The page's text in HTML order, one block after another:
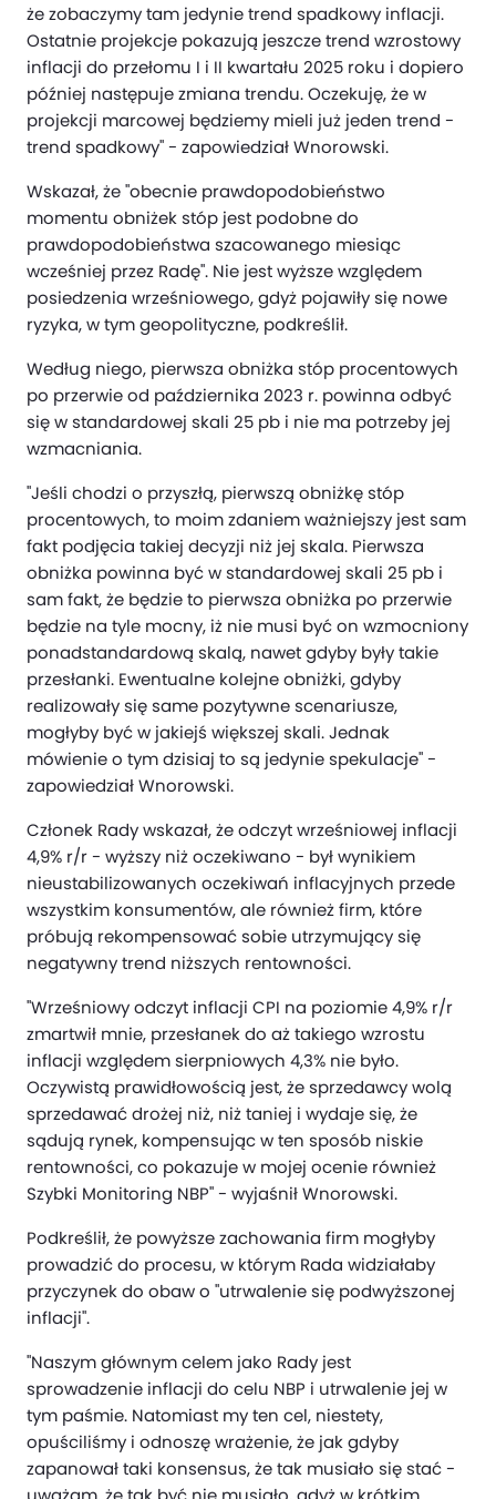
że zobaczymy tam jedynie trend spadkowy inflacji.
Ostatnie projekcje pokazują jeszcze trend wzrostowy
inflacji do przełomu I i II kwartału 2025 roku i dopiero
później następuje zmiana trendu. Oczekuję, że w
projekcji marcowej będziemy mieli już jeden trend -
trend spadkowy" - zapowiedział Wnorowski.
Wskazał, że "obecnie prawdopodobieństwo
momentu obniżek stóp jest podobne do
prawdopodobieństwa szacowanego miesiąc
wcześniej przez Radę". Nie jest wyższe względem
posiedzenia wrześniowego, gdyż pojawiły się nowe
ryzyka, w tym geopolityczne, podkreślił.
Według niego, pierwsza obniżka stóp procentowych
po przerwie od października 2023 r. powinna odbyć
się w standardowej skali 25 pb i nie ma potrzeby jej
wzmacniania.
"Jeśli chodzi o przyszłą, pierwszą obniżkę stóp
procentowych, to moim zdaniem ważniejszy jest sam
fakt podjęcia takiej decyzji niż jej skala. Pierwsza
obniżka powinna być w standardowej skali 25 pb i
sam fakt, że będzie to pierwsza obniżka po przerwie
będzie na tyle mocny, iż nie musi być on wzmocniony
ponadstandardową skalą, nawet gdyby były takie
przesłanki. Ewentualne kolejne obniżki, gdyby
realizowały się same pozytywne scenariusze,
mogłyby być w jakiejś większej skali. Jednak
mówienie o tym dzisiaj to są jedynie spekulacje" -
zapowiedział Wnorowski.
Członek Rady wskazał, że odczyt wrześniowej inflacji
4,9% r/r - wyższy niż oczekiwano - był wynikiem
nieustabilizowanych oczekiwań inflacyjnych przede
wszystkim konsumentów, ale również firm, które
próbują rekompensować sobie utrzymujący się
negatywny trend niższych rentowności.
"Wrześniowy odczyt inflacji CPI na poziomie 4,9% r/r
zmartwił mnie, przesłanek do aż takiego wzrostu
inflacji względem sierpniowych 4,3% nie było.
Oczywistą prawidłowością jest, że sprzedawcy wolą
sprzedawać drożej niż, niż taniej i wydaje się, że
sądują rynek, kompensując w ten sposób niskie
rentowności, co pokazuje w mojej ocenie również
Szybki Monitoring NBP" - wyjaśnił Wnorowski.
Podkreślił, że powyższe zachowania firm mogłyby
prowadzić do procesu, w którym Rada widziałaby
przyczynek do obaw o "utrwalenie się podwyższonej
inflacji".
"Naszym głównym celem jako Rady jest
sprowadzenie inflacji do celu NBP i utrwalenie jej w
tym paśmie. Natomiast my ten cel, niestety,
opuściliśmy i odnoszę wrażenie, że jak gdyby
zapanował taki konsensus, że tak musiało się stać -